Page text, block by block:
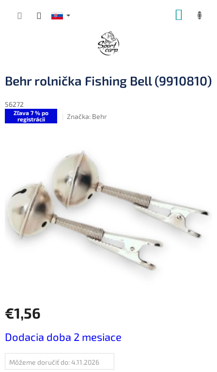
Behr rolnička Fishing Bell (9910810)
56272
Zľava 7 % po
registrácii
Značka: Behr
€1,56
cena:
Dodacia doba 2 mesiace
Môžeme doručiť do: 4.11.2026